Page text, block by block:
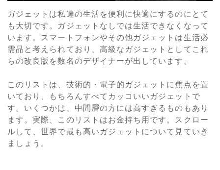
ガジェットは私達の生活を便利に快適にするのにとて
も大切です。ガジェットなしでは生活できなくなって
います。スマートフォンやその他ガジェットは生活必
需品と考えられており、高級なガジェットとしてこれ
らの改良版を数名のデザイナーが出しています。
このリストは、技術的・電子的ガジェットに焦点を置
いており、もちろんすべてカッコいいガジェットで
す。いくつかは、中間層の方には高すぎるものもあり
ます。実際、このリストはお金持ち用です。スクロー
ルして、世界で最も高いガジェットについて見ていき
ましょう。